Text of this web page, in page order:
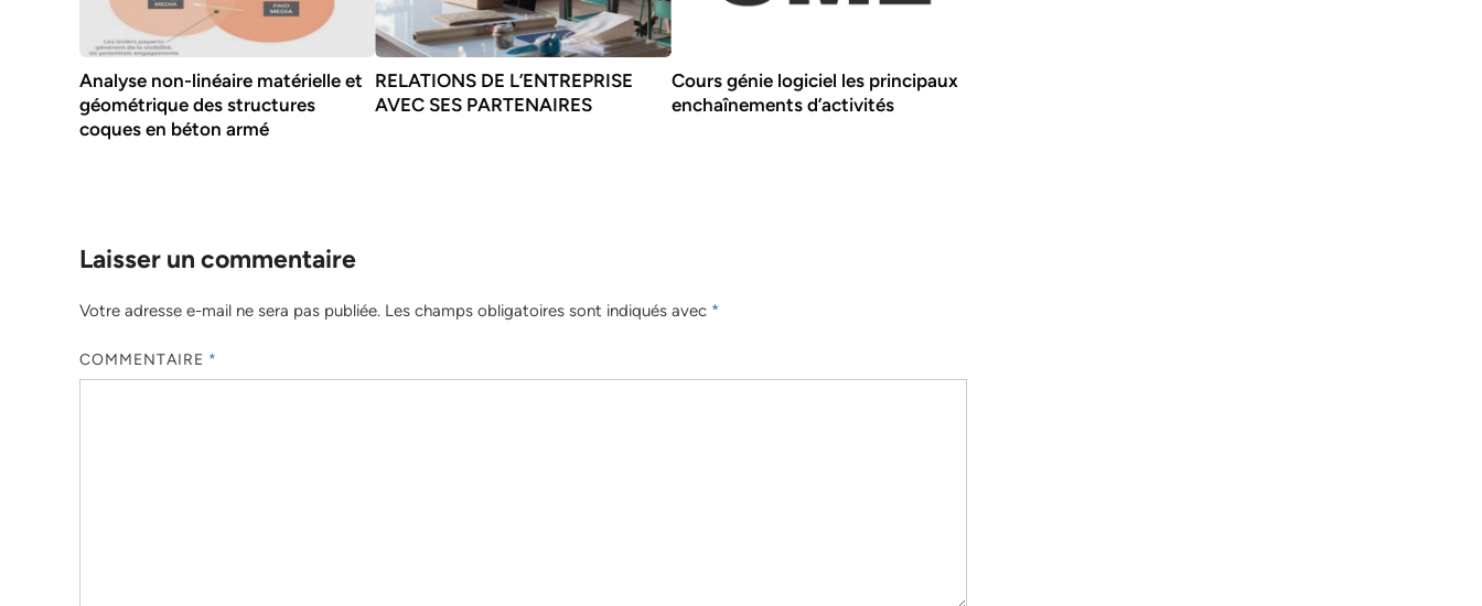
Analyse non-linéaire matérielle et
géométrique des structures
coques en béton armé
RELATIONS DE L’ENTREPRISE
AVEC SES PARTENAIRES
Cours génie logiciel les principaux
enchaînements d’activités
Laisser un commentaire
Votre adresse e-mail ne sera pas publiée. Les champs obligatoires sont indiqués avec *
COMMENTAIRE *